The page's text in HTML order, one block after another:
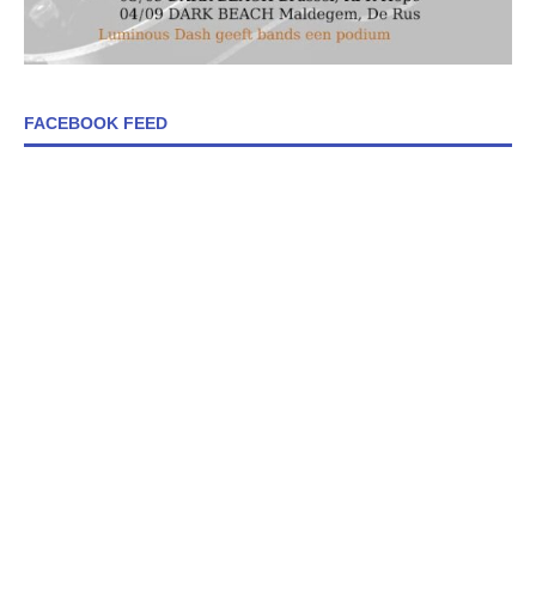
FACEBOOK FEED